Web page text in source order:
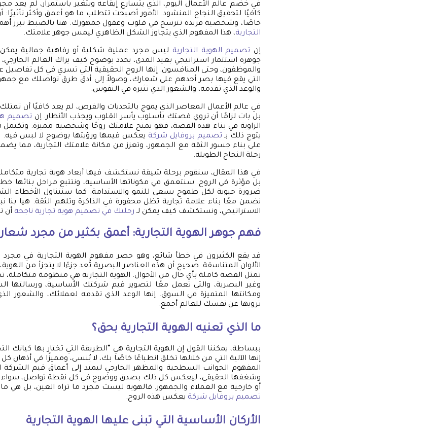
في خضم عالم الأعمال اليوم، الذي يتسارع إيقاعه ويتغير باستمرار، لم يعد
كافيًا لتحقيق النجاح المنشود. الأمور أصبحت تتطلب ما هو أعمق وأكثر
خاصًا، وشخصية فريدة تترسخ في قلوب وعقول جمهورك. هنا بالضبط تبرز
التجارية، هذا المفهوم الذي يتجاوز الشكل الظاهري ليمس جوهر علامتك.
إن تصميم الهوية التجارية ليس مجرد عملية شكلية أو رفاهية جمالية
جوهره استثمار استراتيجي بعيد المدى، يحدد بوضوح كيف يراك العالم
والموظفون، وحتى المنافسون. إنها الروح الحقيقية التي تسري في كل تفاصيل
التي يقع فيها بصر أحدهم على شعارك، وصولاً إلى أدق طرق تواصلك مع
والوعد الذي تقدمه، والشعور الذي تثيره في النفوس.
في عالم الأعمال المعاصر الذي يموج بالتحديات والفرص، لم يعد كافيًا أن
بل بات لزامًا أن تروي قصتك بأسلوب يأسر القلوب ويجذب الأنظار. إن تصميم
الزاوية في بناء هذه القصة، فهو يمنح علامتك روحًا وشخصية مميزة. وتكتمل
يتوج ذلك بـ تصميم بروفايل شركة يعكس قيمها ورؤيتها بوضوح لا لبس
على بناء جسور الثقة مع الجمهور، وتعزز من مكانة علامتك التجارية، مما
رحلة النجاح الطويلة.
في هذا المقال، سنقوم برحلة شيقة نستكشف فيها أبعاد هوية تجارية
بل مؤثرة في الروح. سنتعمق في مكوناتها الأساسية، ونتتبع مراحل بنائها
ضرورة حيوية لكل طموح يسعى للنمو والاستدامة. كما سنتناول الأخطاء
نضمن معًا بناء علامة تجارية تظل محفورة في الذاكرة وتلهم الثقة. هيا بنا
الاستراتيجي، ونستكشف كيف يمكن لـ رحلتك في تصميم هوية تجارية ناجحة أن
فهم جوهر الهوية التجارية: أعمق بكثير من مجرد شعار
قد يقع الكثيرون في خطأ شائع، وهو حصر مفهوم الهوية التجارية في
الألوان المتناسقة. صحيح أن هذه العناصر البصرية تُعد جزءًا لا يتجزأ من الهوية،
تمثل القصة كاملة بأي حال من الأحوال. الهوية التجارية هي منظومة
وغير البصرية، والتي تعمل معًا لتصوير قيم شركتك الأساسية، ورسالتها
ومكانتها المتميزة في السوق. إنها الوعد الذي تقدمه لعملائك، والشعور
ترويها عن نفسك للعالم أجمع.
ما الذي تعنيه الهوية التجارية بحق؟
ببساطة، يمكننا القول إن الهوية التجارية هي “الطريقة التي تختار بها كيانك
إنها الآلية التي من خلالها تخلق انطباعًا خاصًا بك، لا يُنسى، ومميزًا في أذهان
المفهوم الجوانب السطحية والمظهر الخارجي ليمتد إلى أعماق قيم الشركة
وشغفها الحقيقي، ليعكس كل ذلك بصدق ووضوح في كل نقطة تواصل، سواء
أو خارجية مع العملاء والجمهور. فالهوية ليست مجرد ما تراه العين، بل هي
تصميم بروفايل شركة يعكس هذه الروح.
الأركان الأساسية التي تبنى عليها الهوية التجارية